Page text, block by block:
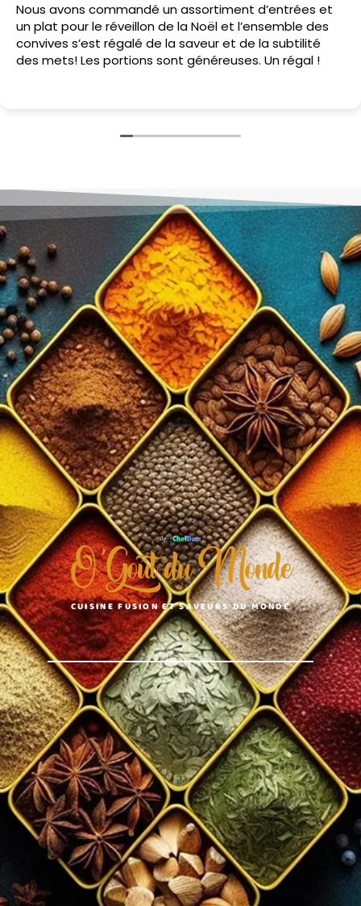
Nous avons commandé un assortiment d’entrées et
un plat pour le réveillon de la Noël et l’ensemble des
convives s’est régalé de la saveur et de la subtilité
des mets! Les portions sont généreuses. Un régal !
O'Goût du Monde
CUISINE FUSION ET SAVEURS DU MONDE